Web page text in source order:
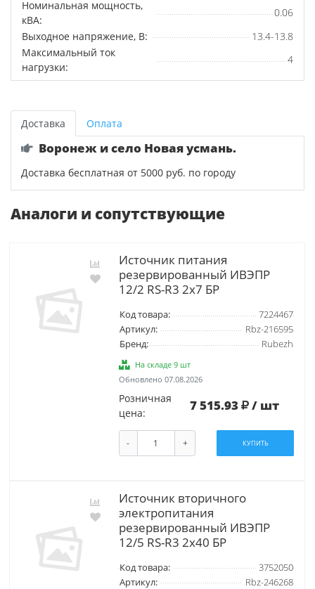
Номинальная мощность,
кВА:
0.06
Выходное напряжение, В:
13.4-13.8
Максимальный ток
нагрузки:
4
Доставка Оплата
Воронеж и село Новая усмань.
Доставка бесплатная от 5000 руб. по городу
Аналоги и сопутствующие
Источник питания
резервированный ИВЭПР
12/2 RS-R3 2х7 БР
Код товара:
7224467
Артикул:
Rbz-216595
Бренд:
Rubezh
На складе 9 шт
Обновлено 07.08.2026
Розничная
цена:
7 515.93 / шт
- + КУПИТЬ
Источник вторичного
электропитания
резервированный ИВЭПР
12/5 RS-R3 2х40 БР
Код товара:
3752050
Артикул:
Rbz-246268